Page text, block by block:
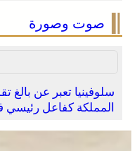
صوت وصورة
سلوفينيا تعبر عن بالغ
المملكة كفاعل رئيسي